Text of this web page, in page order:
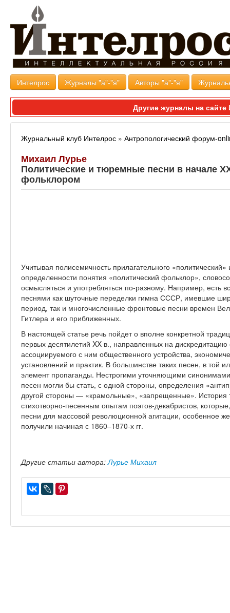
Интелрос Журналы "а"-"я" Авторы "а"-"я"
Другие журналы на
Журнальный клуб Интелрос » Антропологический форум-
Михаил Лурье
Политические и тюремные песни в начале
фольклором
Учитывая полисемичность прилагательного «политический»
определенности понятия «политический фольклор»,
осмысляться и употребляться по-разному. Например, есть
песнями как шуточные переделки гимна СССР, имевшие
период, так и многочисленные фронтовые песни времен
Гитлера и его приближенных.
В настоящей статье речь пойдет о вполне конкретной
первых десятилетий XX в., направленных на
ассоциируемого с ним общественного устройства,
установлений и практик. В большинстве таких песен, в той
элемент пропаганды. Нестрогими уточняющими
песен могли бы стать, с одной стороны, определения
другой стороны — «крамольные», «запрещенные». История
стихотворно-песенным опытам поэтов-декабристов,
песни для массовой революционной агитации, особенное
получили начиная с 1860–1870-х гг.
Другие статьи автора:Лурье Михаил